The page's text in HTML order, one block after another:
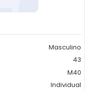
Masculino
43
M40
Individual